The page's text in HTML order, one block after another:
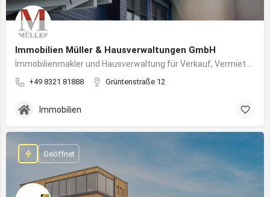
Immobilien Müller & Hausverwaltungen GmbH
+49 8321 81888 Grüntenstraße 12
Immobilien
Geöffnet